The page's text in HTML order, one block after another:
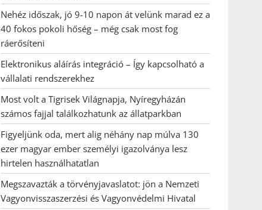
Nehéz időszak, jó 9-10 napon át velünk marad ez a
40 fokos pokoli hőség – még csak most fog
ráerősíteni
Elektronikus aláírás integráció – Így kapcsolható a
vállalati rendszerekhez
Most volt a Tigrisek Világnapja, Nyíregyházán
számos fajjal találkozhatunk az állatparkban
Figyeljünk oda, mert alig néhány nap múlva 130
ezer magyar ember személyi igazolványa lesz
hirtelen használhatatlan
Megszavazták a törvényjavaslatot: jön a Nemzeti
Vagyonvisszaszerzési és Vagyonvédelmi Hivatal